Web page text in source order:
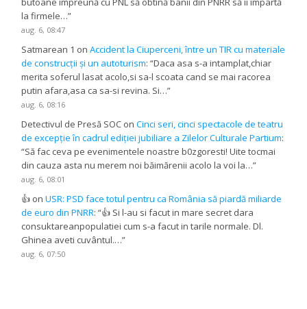
la firmele…”
aug. 6, 08:47
Satmarean 1 onAccident la Ciuperceni, între un TIR cu materiale
de construcții și un autoturism: “Daca asa s-a intamplat,chiar
merita soferul lasat acolo,si sa-l scoata cand se mai racorea
putin afara,asa ca sa-si revina. Si…”
aug. 6, 08:16
Detectivul de Presă SOC onCinci seri, cinci spectacole de teatru
de excepție în cadrul ediției jubiliare a Zilelor Culturale Partium:
“Să fac ceva pe evenimentele noastre b0zgoresti! Uite tocmai
din cauza asta nu merem noi băimărenii acolo la voi la…”
aug. 6, 08:01
👍 onUSR: PSD face totul pentru ca România să piardă miliarde
de euro din PNRR: “👍 Si l-au si facut in mare secret dara
consuktareanpopulatiei cum s-a facut in tarile normale. Dl.
Ghinea aveti cuvântul.…”
aug. 6, 07:50